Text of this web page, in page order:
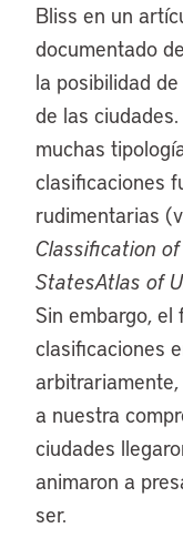
Bliss en un
documentado
la posibilidad
de las
muchas
clasificaciones
rudimentarias
Classification
StatesAtlas of
Sin embargo,
clasificaciones
a nuestra
ciudades
animaron a
ser.